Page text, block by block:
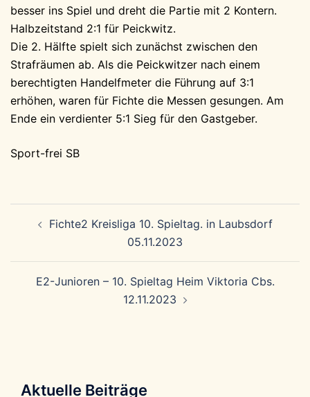
besser ins Spiel und dreht die Partie mit 2 Kontern.
Halbzeitstand 2:1 für Peickwitz.
Die 2. Hälfte spielt sich zunächst zwischen den
Strafräumen ab. Als die Peickwitzer nach einem
berechtigten Handelfmeter die Führung auf 3:1
erhöhen, waren für Fichte die Messen gesungen. Am
Ende ein verdienter 5:1 Sieg für den Gastgeber.
Sport-frei SB
Fichte2 Kreisliga 10. Spieltag. in Laubsdorf
05.11.2023
E2-Junioren – 10. Spieltag Heim Viktoria Cbs.
12.11.2023
Aktuelle Beiträge